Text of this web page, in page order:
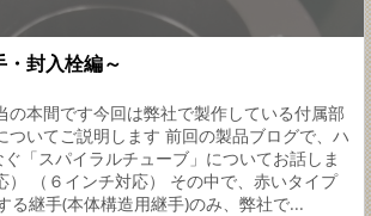
封入栓編～
の本間です今回は弊社で製作している付属部
ついてご説明します 前回の製品ブログで、ハ
「スパイラルチューブ」についてお話しま
） （６インチ対応） その中で、赤いタイプ
る継手(本体構造用継手)のみ、弊社で...